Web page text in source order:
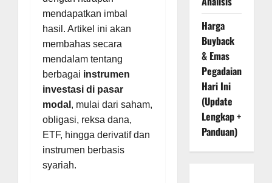
mendapatkan imbal
hasil. Artikel ini akan
membahas secara
mendalam tentang
berbagai instrumen
investasi di pasar
modal , mulai dari saham,
obligasi, reksa dana,
ETF, hingga derivatif dan
instrumen berbasis
syariah.
Harga
Buyback
& Emas
Pegadaian
Hari Ini
(Update
Lengkap +
Panduan)